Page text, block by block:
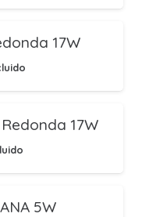
17W
17W
5W